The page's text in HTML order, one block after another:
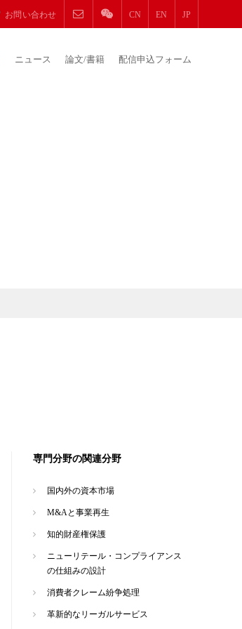
お問い合わせ CN EN JP
ニュース 論文/書籍 配信申込フォーム
専門分野の関連分野
国内外の資本市場
M&Aと事業再生
知的財産権保護
ニューリテール・コンプライアンス
の仕組みの設計
消費者クレーム紛争処理
革新的なリーガルサービス